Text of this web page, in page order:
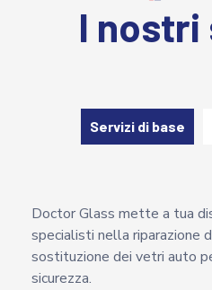
I nostri
Servizi di base
Doctor Glass mette a tua
specialisti nella riparazione
sostituzione dei vetri auto
sicurezza.